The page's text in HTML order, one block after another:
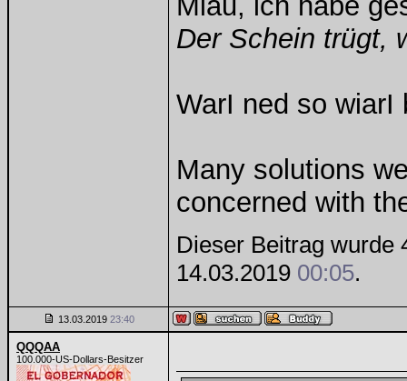
Der Schein trügt,
WarI ned so wiarI
Many solutions
concerned with
Dieser Beitrag wurde
14.03.2019 00:05.
13.03.2019 23:40
QQQAA
100.000-US-Dollars-Besitzer